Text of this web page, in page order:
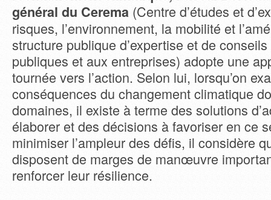
général du Cerema (Centre d’études et
risques, l’environnement, la mobilité et
structure publique d’expertise et de
publiques et aux entreprises) adopte une
tournée vers l’action. Selon lui, lorsqu’on
conséquences du changement climatique
domaines, il existe à terme des solutions
élaborer et des décisions à favoriser en ce
minimiser l’ampleur des défis, il considère
disposent de marges de manœuvre
renforcer leur résilience.